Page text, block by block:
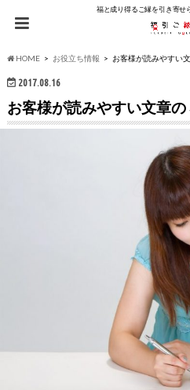
福と成り得るご縁を引き寄せ
HOME お役立ち情報 お客様が読みやすい
2017.08.16
お客様が読みやすい文章